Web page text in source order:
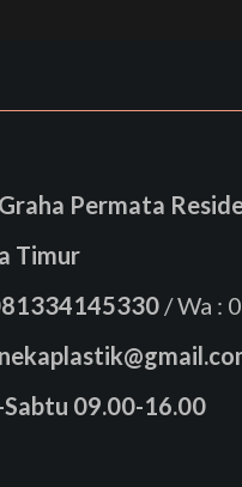
Permata
Timur
/ Wa :
Sabtu 09.00-16.00